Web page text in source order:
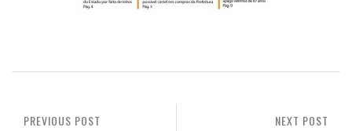
NEXT POST
PREVIOUS POST